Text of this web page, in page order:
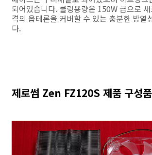
되어있습니다. 쿨링용량은 150W 급으로
격의 옵테론을 커버할 수 있는 충분한 방열
다.
제로썸 Zen FZ120S 제품 구성품